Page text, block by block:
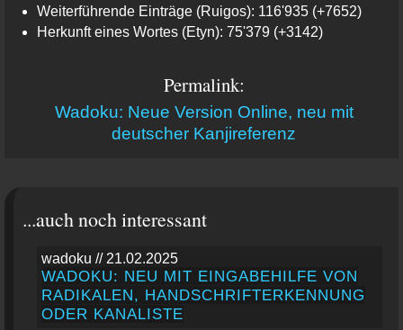
Weiterführende Einträge (Ruigos): 116'935 (+7652)
Herkunft eines Wortes (Etyn): 75'379 (+3142)
Permalink:
Wadoku: Neue Version Online, neu mit
deutscher Kanjireferenz
...auch noch interessant
wadoku // 21.02.2025
WADOKU: NEU MIT EINGABEHILFE VON
RADIKALEN, HANDSCHRIFTERKENNUNG
ODER KANALISTE